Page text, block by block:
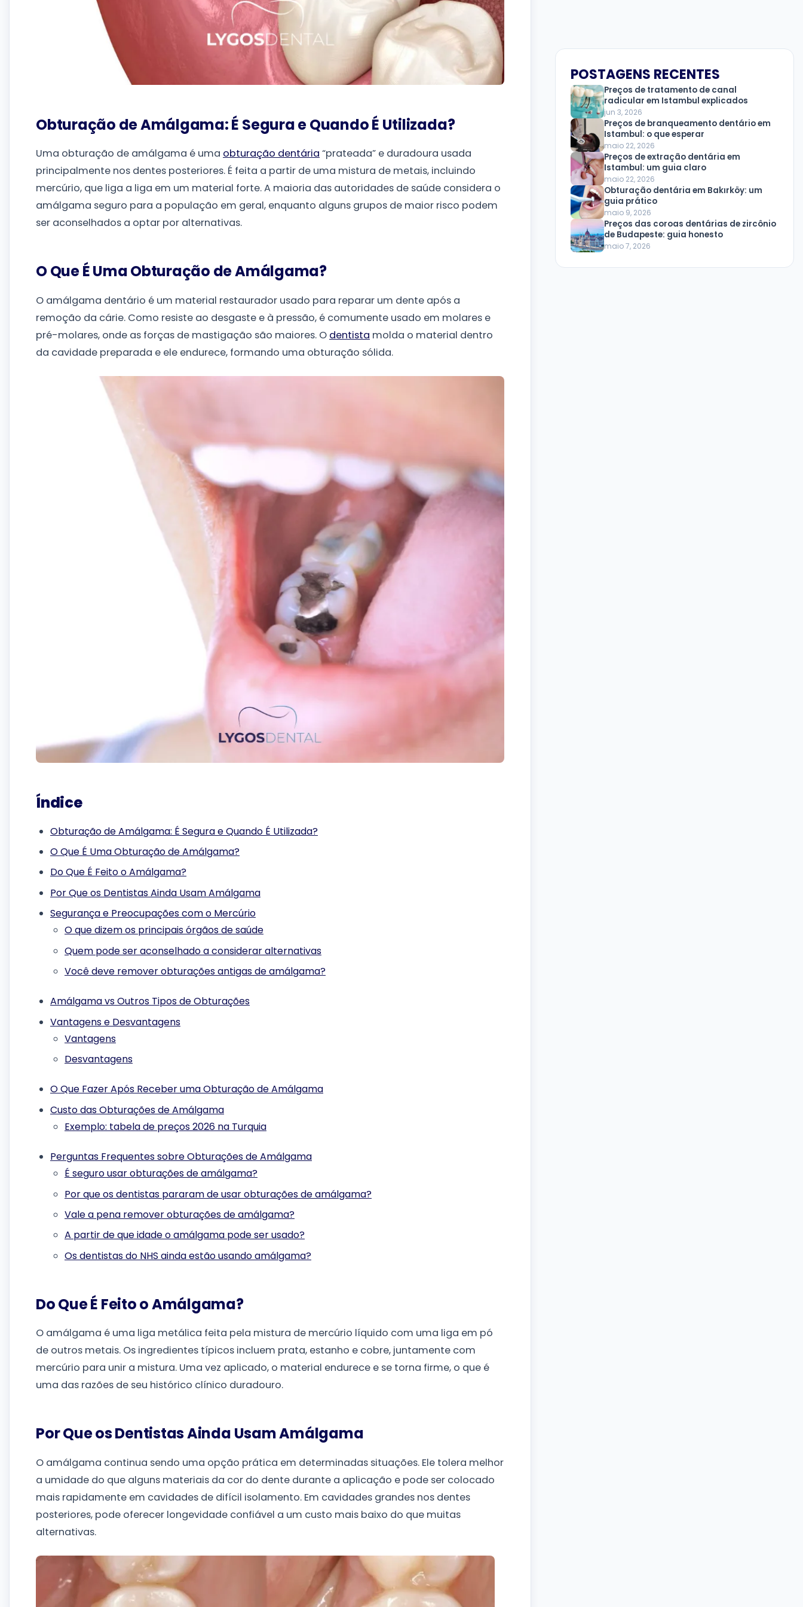
Obturação de Amálgama: É Segura e Quando É Utilizada?
Uma obturação de amálgama é uma obturação dentária “prateada” e duradoura usada
principalmente nos dentes posteriores. É feita a partir de uma mistura de metais, incluindo
mercúrio, que liga a liga em um material forte. A maioria das autoridades de saúde considera o
amálgama seguro para a população em geral, enquanto alguns grupos de maior risco podem
ser aconselhados a optar por alternativas.
O Que É Uma Obturação de Amálgama?
O amálgama dentário é um material restaurador usado para reparar um dente após a
remoção da cárie. Como resiste ao desgaste e à pressão, é comumente usado em molares e
pré-molares, onde as forças de mastigação são maiores. O dentista molda o material dentro
da cavidade preparada e ele endurece, formando uma obturação sólida.
Índice
Obturação de Amálgama: É Segura e Quando É Utilizada?
O Que É Uma Obturação de Amálgama?
Do Que É Feito o Amálgama?
Por Que os Dentistas Ainda Usam Amálgama
Segurança e Preocupações com o Mercúrio
O que dizem os principais órgãos de saúde
Quem pode ser aconselhado a considerar alternativas
Você deve remover obturações antigas de amálgama?
Amálgama vs Outros Tipos de Obturações
Vantagens e Desvantagens
Vantagens
Desvantagens
O Que Fazer Após Receber uma Obturação de Amálgama
Custo das Obturações de Amálgama
Exemplo: tabela de preços 2026 na Turquia
Perguntas Frequentes sobre Obturações de Amálgama
É seguro usar obturações de amálgama?
Por que os dentistas pararam de usar obturações de amálgama?
Vale a pena remover obturações de amálgama?
A partir de que idade o amálgama pode ser usado?
Os dentistas do NHS ainda estão usando amálgama?
Do Que É Feito o Amálgama?
O amálgama é uma liga metálica feita pela mistura de mercúrio líquido com uma liga em pó
de outros metais. Os ingredientes típicos incluem prata, estanho e cobre, juntamente com
mercúrio para unir a mistura. Uma vez aplicado, o material endurece e se torna firme, o que é
uma das razões de seu histórico clínico duradouro.
Por Que os Dentistas Ainda Usam Amálgama
O amálgama continua sendo uma opção prática em determinadas situações. Ele tolera melhor
a umidade do que alguns materiais da cor do dente durante a aplicação e pode ser colocado
mais rapidamente em cavidades de difícil isolamento. Em cavidades grandes nos dentes
posteriores, pode oferecer longevidade confiável a um custo mais baixo do que muitas
alternativas.
POSTAGENS RECENTES
Preços de tratamento de canal
radicular em Istambul explicados
jun 3, 2026
Preços de branqueamento dentário em
Istambul: o que esperar
maio 22, 2026
Preços de extração dentária em
Istambul: um guia claro
maio 22, 2026
Obturação dentária em Bakırköy: um
guia prático
maio 9, 2026
Preços das coroas dentárias de zircônio
de Budapeste: guia honesto
maio 7, 2026